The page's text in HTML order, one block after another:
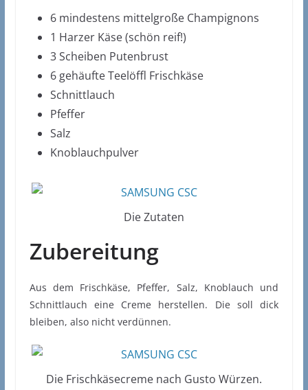
6 mindestens mittelgroße Champignons
1 Harzer Käse (schön reif!)
3 Scheiben Putenbrust
6 gehäufte Teelöffl Frischkäse
Schnittlauch
Pfeffer
Salz
Knoblauchpulver
Die Zutaten
Zubereitung
Aus dem Frischkäse, Pfeffer, Salz, Knoblauch und
Schnittlauch eine Creme herstellen. Die soll dick
bleiben, also nicht verdünnen.
Die Frischkäsecreme nach Gusto Würzen.